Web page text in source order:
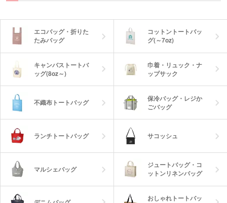
エコバッグ・折りた
たみバッグ
コットントートバッ
グ(～7oz)
キャンバストートバ
ッグ(8oz～)
巾着・リュック・ナ
ップサック
不織布トートバッグ
保冷バッグ・レジか
ごバッグ
ランチトートバッグ サコッシュ
マルシェバッグ
ジュートバッグ・コ
ットンリネンバッグ
おしゃれトートバッ